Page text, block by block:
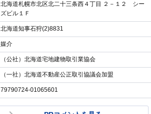
北海道札幌市北区北二十三条西４丁目 ２－１２ シー
ズビル１Ｆ
北海道知事石狩(2)8831
媒介
（公社）北海道宅地建物取引業協会
（一社）北海道不動産公正取引協議会加盟
79790724-01065601